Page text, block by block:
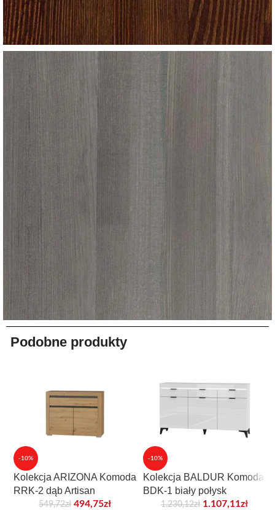
Podobne produkty
-10%
Kolekcja ARIZONA Komoda
RRK-2 dąb Artisan
549,72zł 494,75zł
-10%
Kolekcja BALDUR Komoda
BDK-1 biały połysk
1.230,12zł 1.107,11zł